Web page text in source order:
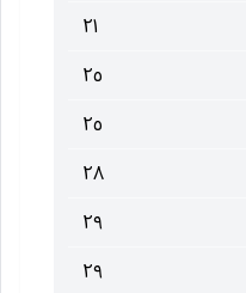
٢١
٢٥
٢٥
٢٨
٢٩
٢٩